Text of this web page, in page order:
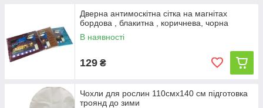
Дверна антимоскітна сітка на магнітах
бордова , блакитна , коричнева, чорна
В наявності
129 ₴
Чохли для рослин 110смх140 см підготовка
троянд до зими